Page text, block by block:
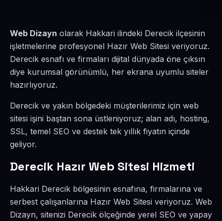
Web Dizayn olarak Hakkari ilindeki Derecik ilçesinin
işletmelerine profesyonel Hazır Web Sitesi veriyoruz.
Derecik esnafı ve firmaları dijital dünyada öne çıksın
diye kurumsal görünümlü, her ekrana uyumlu siteler
hazırlıyoruz.
Derecik ve yakın bölgedeki müşterilerimiz için web
sitesi işini baştan sona üstleniyoruz; alan adı, hosting,
SSL, temel SEO ve destek tek yıllık fiyatın içinde
geliyor.
Derecik Hazır Web Sitesi Hizmeti
Hakkari Derecik bölgesinin esnafına, firmalarına ve
serbest çalışanlarına Hazır Web Sitesi veriyoruz. Web
Dizayn, sitenizi Derecik ölçeğinde yerel SEO ve yapay